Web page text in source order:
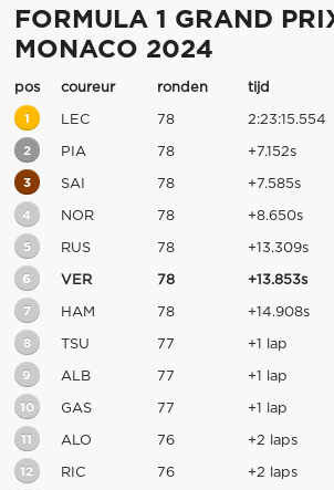
FORMULA 1 GRAND
MONACO 2024
pos coureur ronden tijd
1 LEC 78 2:23:15.554
2 PIA 78 +7.152s
3 SAI 78 +7.585s
4 NOR 78 +8.650s
5 RUS 78 +13.309s
6 VER 78 +13.853s
7 HAM 78 +14.908s
8 TSU 77 +1 lap
9 ALB 77 +1 lap
10 GAS 77 +1 lap
11 ALO 76 +2 laps
12 RIC 76 +2 laps